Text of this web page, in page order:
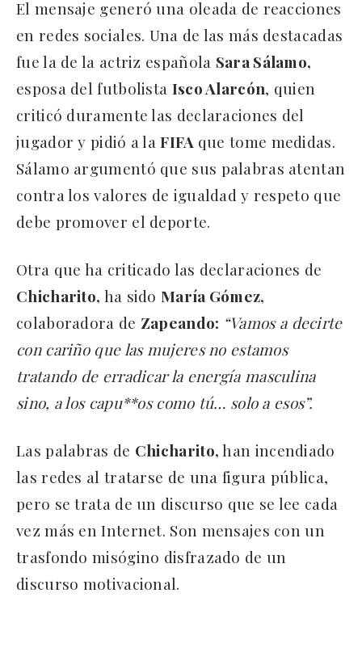
El mensaje generó una oleada de reacciones
en redes sociales. Una de las más destacadas
fue la de la actriz española Sara Sálamo,
esposa del futbolista Isco Alarcón, quien
criticó duramente las declaraciones del
jugador y pidió a laFIFA que tome medidas.
Sálamo argumentó que sus palabras atentan
contra los valores de igualdad y respeto que
debe promover el deporte.
Otra que ha criticado las declaraciones de
Chicharito, ha sidoMaría Gómez,
colaboradora de Zapeando: “Vamos a decirte
con cariño que las mujeres no estamos
tratando de erradicar la energía masculina
sino, a los capu**os como tú… solo a esos”.
Las palabras de Chicharito,han incendiado
las redes al tratarse de una figura pública,
pero se trata de un discurso que se lee cada
vez más en Internet. Son mensajes con un
trasfondo misógino disfrazado de un
discurso motivacional.